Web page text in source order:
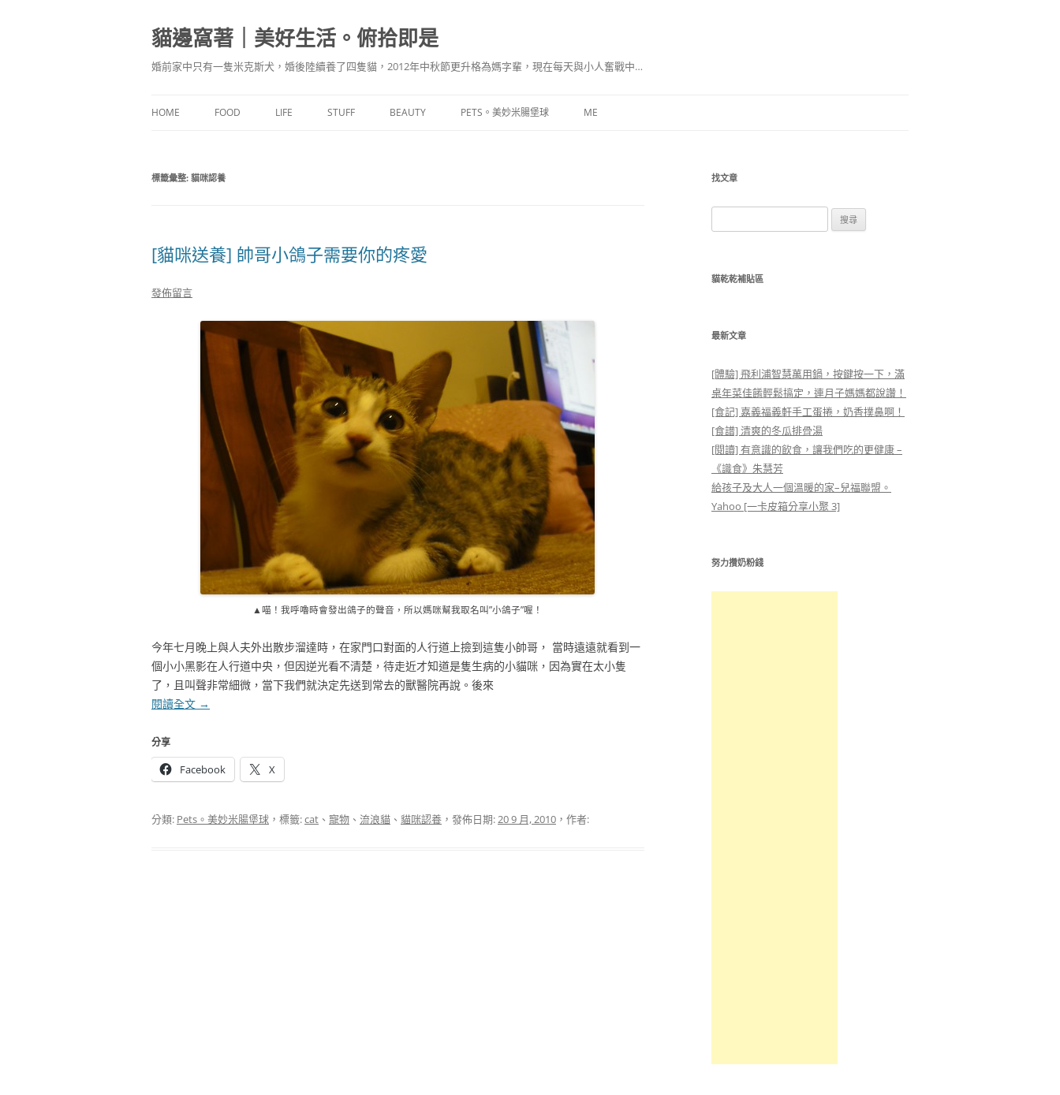
主
要
內
容
貓邊窩著｜美好生活。俯拾即是
婚前家中只有一隻米克斯犬，婚後陸續養了四隻貓，2012年中秋節更升格為媽字輩，現在每天與小人奮戰中…
HOME FOOD
味蕾記食
LIFE STUFF BEAUTY PETS。美妙米腸堡球 ME
標籤彙整: 貓咪認養
[貓咪送養] 帥哥小鴿子需要你的疼愛
發佈留言
▲喵！我呼嚕時會發出鴿子的聲音，所以媽咪幫我取名叫”小鴿子”喔！
今年七月晚上與人夫外出散步溜達時，在家門口對面的人行道上撿到這隻小帥哥， 當時遠遠就看到一
個小小黑影在人行道中央，但因逆光看不清楚，待走近才知道是隻生病的小貓咪，因為實在太小隻
了，且叫聲非常細微，當下我們就決定先送到常去的獸醫院再說。後來
閱讀全文 →
分享
Facebook X
分類: Pets。美妙米腸堡球 ，標籤:cat 、 寵物 、 流浪貓 、 貓咪認養 ，發佈日期:20 9 月, 2010 ，作者:
找文章
尋
鍵
貓乾乾補貼區
最新文章
[體驗] 飛利浦智慧萬用鍋，按鍵按一下，滿
桌年菜佳餚輕鬆搞定，連月子媽媽都說讚！
[食記] 嘉義福義軒手工蛋捲，奶香撲鼻啊！
[食譜] 清爽的冬瓜排骨湯
[閱讀] 有意識的飲食，讓我們吃的更健康 –
《識食》朱慧芳
給孩子及大人一個溫暖的家–兒福聯盟。
Yahoo [一卡皮箱分享小聚 3]
努力攢奶粉錢